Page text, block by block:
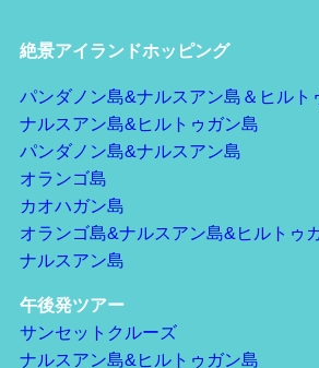
絶景アイランドホッピング
パンダノン島&ナルスアン島＆ヒルト
ナルスアン島&ヒルトゥガン島
パンダノン島&ナルスアン島
オランゴ島
カオハガン島
オランゴ島&ナルスアン島&ヒルトゥ
ナルスアン島
午後発ツアー
サンセットクルーズ
ナルスアン島&ヒルトゥガン島